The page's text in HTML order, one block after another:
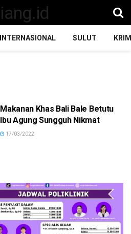
INTERNASIONAL SULUT
Makanan Khas Bali Bale Betutu
Ibu Agung Sungguh Nikmat
17/03/2022